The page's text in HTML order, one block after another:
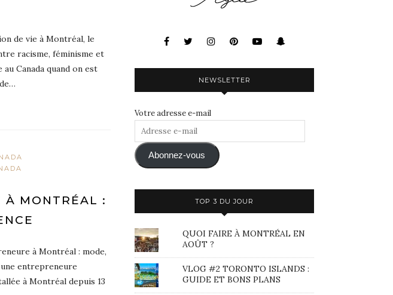
de vie à Montréal, le
racisme, féminisme et
Canada quand on est
À MONTRÉAL :
à Montréal : mode,
entrepreneure
à Montréal depuis 13
NEWSLETTER
Votre adresse e-mail
Adresse
mail Abonnez-vous
TOP 3 DU JOUR
QUOI FAIRE À MONTRÉAL EN
AOÛT ?
VLOG #2 TORONTO ISLANDS :
GUIDE ET BONS PLANS